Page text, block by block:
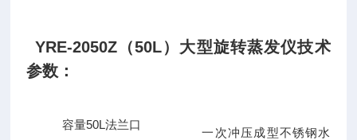
YRE-2050Z（50L）大型旋转蒸发仪技术
参数：
容量50L法兰口
一次冲压成型不锈钢水